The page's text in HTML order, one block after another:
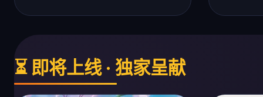
⏳ 即将上线 · 独家呈献